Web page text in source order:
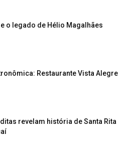
o legado de Hélio Magalhães
Restaurante Vista Alegre
revelam história de Santa Rita